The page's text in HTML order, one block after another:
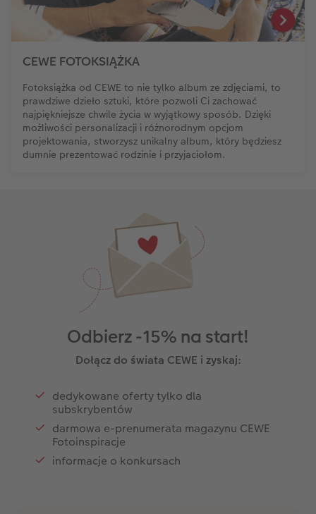
CEWE FOTOKSIĄŻKA
Fotoksiążka od CEWE to nie tylko album ze zdjęciami, to
prawdziwe dzieło sztuki, które pozwoli Ci zachować
najpiękniejsze chwile życia w wyjątkowy sposób. Dzięki
możliwości personalizacji i różnorodnym opcjom
projektowania, stworzysz unikalny album, który będziesz
dumnie prezentować rodzinie i przyjaciołom.
Odbierz -15% na start!
Dołącz do świata CEWE i zyskaj:
dedykowane oferty tylko dla
subskrybentów
darmowa e-prenumerata magazynu CEWE
Fotoinspiracje
informacje o konkursach